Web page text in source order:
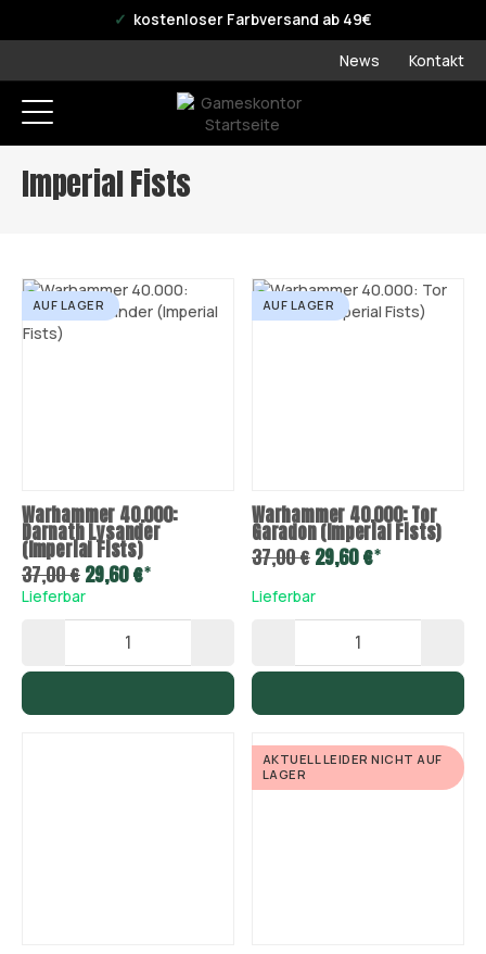
offizieller WPN Storekostenloser Farbversand ab 49€
News Kontakt
Imperial Fists
AUF LAGER
Warhammer 40.000:
Darnath Lysander
(Imperial Fists)
37,00 €29,60 €*
Lieferbar
AUF LAGER
Warhammer 40.000: Tor
Garadon (Imperial Fists)
37,00 €29,60 €*
Lieferbar
AKTUELL LEIDER NICHT AUF
LAGER